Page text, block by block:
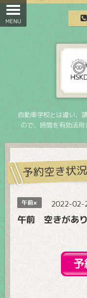
自動車学校とは違い、
ので、時間を有効活
予約空き状況
午前× 2022-02-
午前 空きがあり